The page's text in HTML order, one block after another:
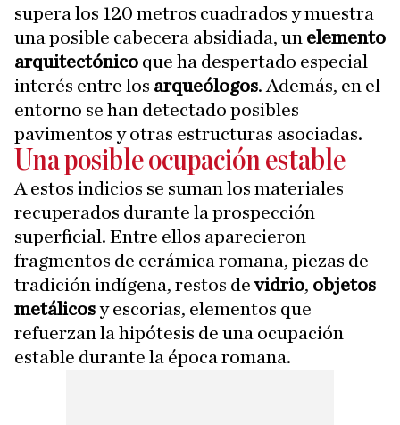
supera los 120 metros cuadrados y muestra
una posible cabecera absidiada, un elemento
arquitectónico que ha despertado especial
interés entre los arqueólogos. Además, en el
entorno se han detectado posibles
pavimentos y otras estructuras asociadas.
Una posible ocupación estable
A estos indicios se suman los materiales
recuperados durante la prospección
superficial. Entre ellos aparecieron
fragmentos de cerámica romana, piezas de
tradición indígena, restos devidrio, objetos
metálicosy escorias, elementos que
refuerzan la hipótesis de una ocupación
estable durante la época romana.